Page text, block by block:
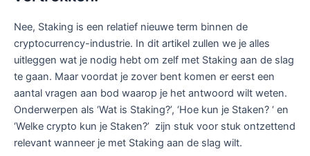
Nee, Staking is een relatief nieuwe term binnen de
cryptocurrency-industrie. In dit artikel zullen we je alles
uitleggen wat je nodig hebt om zelf met Staking aan de slag
te gaan. Maar voordat je zover bent komen er eerst een
aantal vragen aan bod waarop je het antwoord wilt weten.
Onderwerpen als ‘Wat is Staking?’, ‘Hoe kun je Staken? ‘ en
‘Welke crypto kun je Staken?’ zijn stuk voor stuk ontzettend
relevant wanneer je met Staking aan de slag wilt.